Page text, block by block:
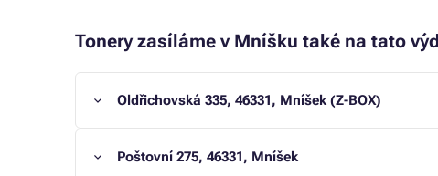
Tonery zasíláme v Mníšku také na tato
Oldřichovská 335, 46331, Mníšek (Z-BOX)
Poštovní 275, 46331, Mníšek